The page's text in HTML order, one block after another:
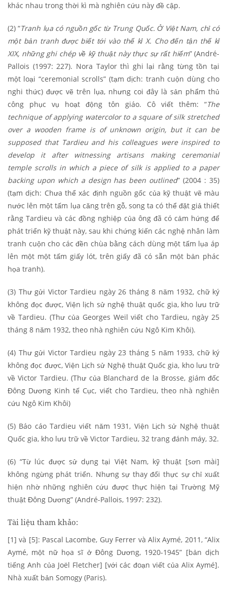
khác nhau trong thời kì mà nghiên cứu này đề cập.
(2) “Tranh lụa có nguồn gốc từ Trung Quốc. Ở Việt Nam, chỉ có
một bản tranh được biết tới vào thế kỉ X. Cho đến tận thế kỉ
XIX, những ghi chép về kỹ thuật này thực sự rất hiếm” (André-
Pallois (1997: 227). Nora Taylor thì ghi lại rằng từng tồn tại
một loại “ceremonial scrolls” (tạm dịch: tranh cuộn dùng cho
nghi thức) được vẽ trên lụa, nhưng coi đây là sản phẩm thủ
công phục vụ hoạt động tôn giáo. Cô viết thêm: “The
technique of applying watercolor to a square of silk stretched
over a wooden frame is of unknown origin, but it can be
supposed that Tardieu and his colleagues were inspired to
develop it after witnessing artisans making ceremonial
temple scrolls in which a piece of silk is applied to a paper
backing upon which a design has been outlined” (2004 : 35)
(tạm dịch: Chưa thể xác định nguồn gốc của kỹ thuật vẽ màu
nước lên một tấm lụa căng trên gỗ, song ta có thể đặt giả thiết
rằng Tardieu và các đồng nghiệp của ông đã có cảm hứng để
phát triển kỹ thuật này, sau khi chứng kiến các nghệ nhân làm
tranh cuộn cho các đền chùa bằng cách dùng một tấm lụa áp
lên một một tấm giấy lót, trên giấy đã có sẵn một bản phác
họa tranh).
(3) Thư gửi Victor Tardieu ngày 26 tháng 8 năm 1932, chữ ký
không đọc được, Viện lịch sử nghệ thuật quốc gia, kho lưu trữ
về Tardieu. (Thư của Georges Weil viết cho Tardieu, ngày 25
tháng 8 năm 1932, theo nhà nghiên cứu Ngô Kim Khôi).
(4) Thư gửi Victor Tardieu ngày 23 tháng 5 năm 1933, chữ ký
không đọc được, Viện Lịch sử Nghệ thuật Quốc gia, kho lưu trữ
về Victor Tardieu. (Thư của Blanchard de la Brosse, giám đốc
Đông Dương Kinh tế Cục, viết cho Tardieu, theo nhà nghiên
cứu Ngô Kim Khôi)
(5) Báo cáo Tardieu viết năm 1931, Viện Lịch sử Nghệ thuật
Quốc gia, kho lưu trữ về Victor Tardieu, 32 trang đánh máy, 32.
(6) “Từ lúc được sử dụng tại Việt Nam, kỹ thuật [sơn mài]
không ngừng phát triển. Nhưng sự thay đổi thực sự chỉ xuất
hiện nhờ những nghiên cứu được thực hiện tại Trường Mỹ
thuật Đông Dương” (André-Pallois, 1997: 232).
Tài liệu tham khảo:
[1] và [5]: Pascal Lacombe, Guy Ferrer và Alix Aymé, 2011, “Alix
Aymé, một nữ họa sĩ ở Đông Dương, 1920-1945” [bản dịch
tiếng Anh của Joël Fletcher] [với các đoạn viết của Alix Aymé].
Nhà xuất bản Somogy (Paris).